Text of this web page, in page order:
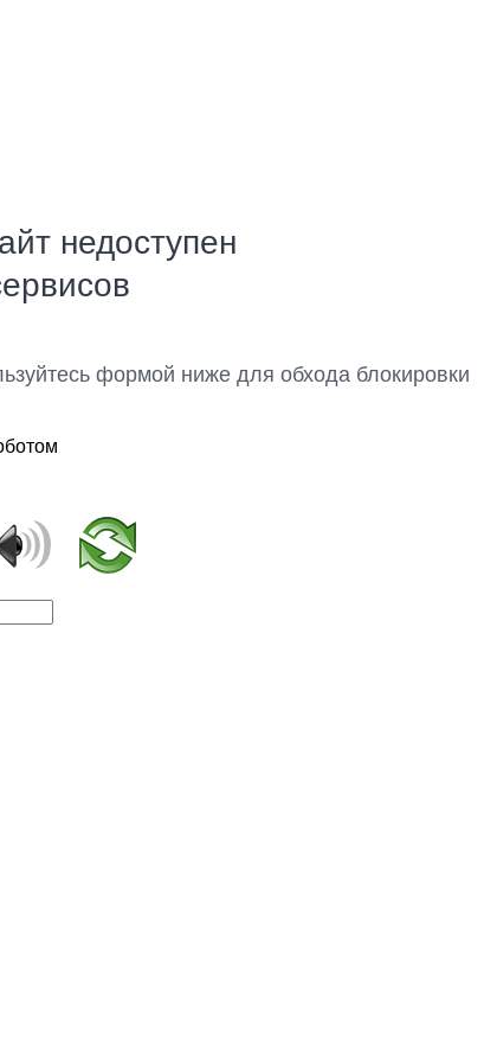
недоступен
формой ниже для обхода блокировки